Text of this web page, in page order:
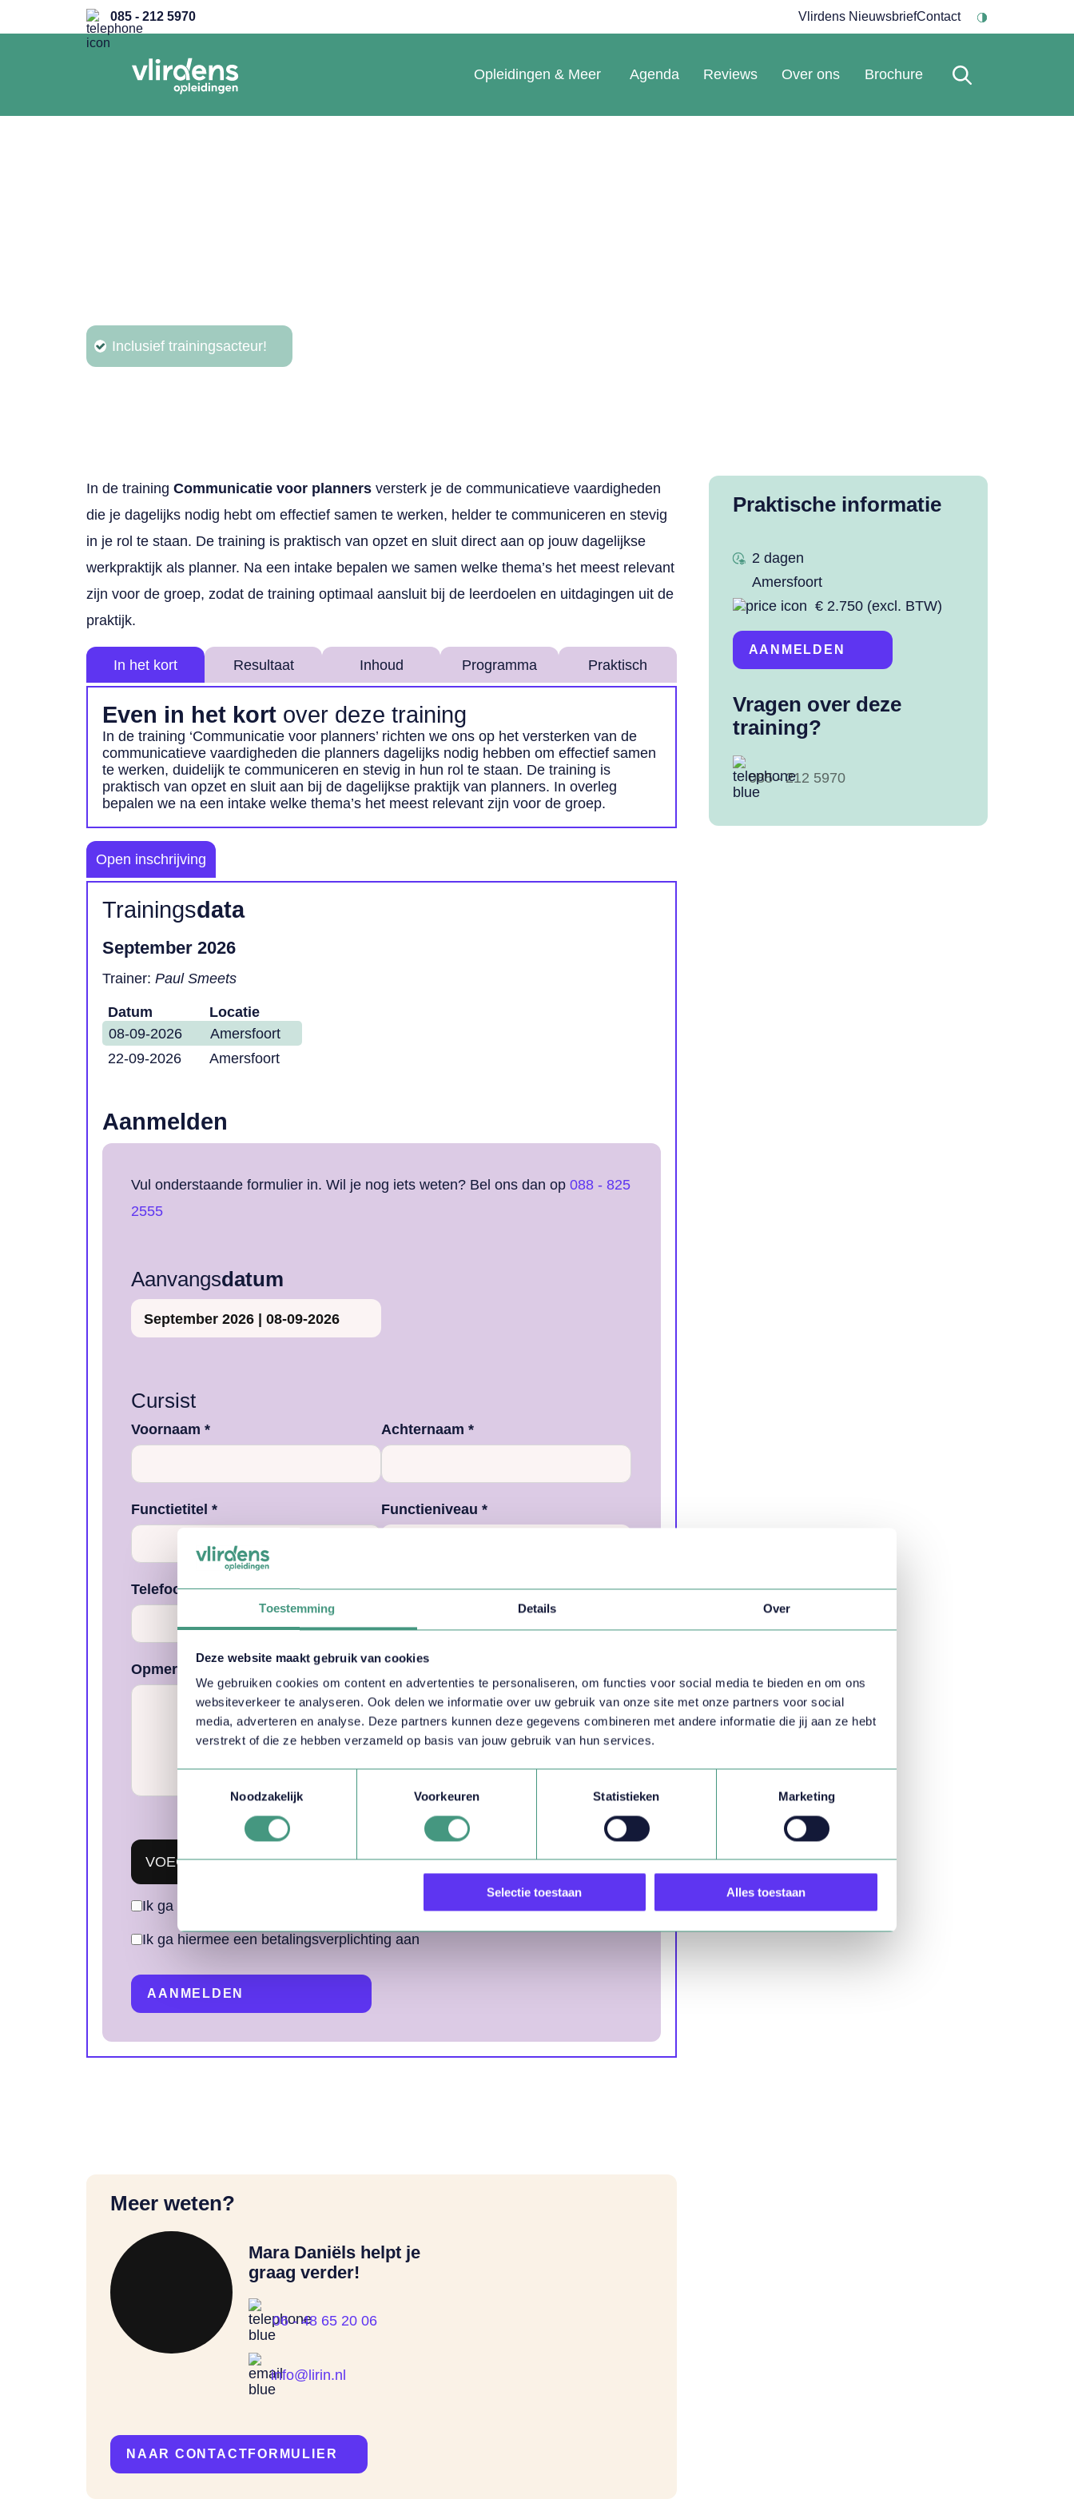
Toestemming Details Over
Deze website maakt gebruik van cookies
We gebruiken cookies om content en advertenties te personaliseren, om functies voor social media te bieden en om ons
websiteverkeer te analyseren. Ook delen we informatie over uw gebruik van onze site met onze partners voor social
media, adverteren en analyse. Deze partners kunnen deze gegevens combineren met andere informatie die jij aan ze hebt
verstrekt of die ze hebben verzameld op basis van jouw gebruik van hun services.
Noodzakelijk
Voorkeuren Statistieken Marketing
Selectie toestaan Alles toestaan
085 - 212 5970 Vlirdens NieuwsbriefContact
Opleidingen & Meer Agenda Reviews Over ons Brochure
Inclusief trainingsacteur!
In de training Communicatie voor planners versterk je de communicatieve vaardigheden
die je dagelijks nodig hebt om effectief samen te werken, helder te communiceren en stevig
in je rol te staan. De training is praktisch van opzet en sluit direct aan op jouw dagelijkse
werkpraktijk als planner. Na een intake bepalen we samen welke thema’s het meest relevant
zijn voor de groep, zodat de training optimaal aansluit bij de leerdoelen en uitdagingen uit de
praktijk.
In het kort Resultaat Inhoud Programma Praktisch
Even in het kort over deze training
In de training ‘Communicatie voor planners’ richten we ons op het versterken van de
communicatieve vaardigheden die planners dagelijks nodig hebben om effectief samen
te werken, duidelijk te communiceren en stevig in hun rol te staan. De training is
praktisch van opzet en sluit aan bij de dagelijkse praktijk van planners. In overleg
bepalen we na een intake welke thema’s het meest relevant zijn voor de groep.
Open inschrijving
Trainingsdata
September 2026
Trainer:Paul Smeets
Datum
Locatie
08-09-2026
Amersfoort
22-09-2026
Amersfoort
Aanmelden
Vul onderstaande formulier in. Wil je nog iets weten? Bel ons dan op088 - 825
2555
Aanvangsdatum
Cursist
Voornaam * Achternaam *
Functietitel * Functieniveau *
Telefoonnummer * E-mailadres *
Opmerkingen of specifieke wensen (bv. Vegetarisch)
VOEG NOG EEN CURSIST TOE
Ik ga akkoord met de
Ik ga hiermee een betalingsverplichting aan
AANMELDEN
Praktische informatie
2 dagen
Amersfoort
€ 2.750
AANMELDEN
Vragen over deze
training?
085 - 212 5970
Meer weten?
Mara Daniëls helpt je
graag verder!
06 - 48 65 20 06
info@lirin.nl
NAAR CONTACTFORMULIER